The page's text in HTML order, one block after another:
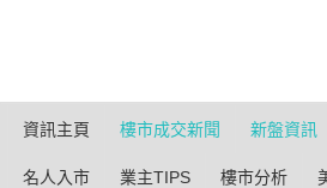
資訊主頁 樓市成交新聞 新盤資訊
名人入市 業主TIPS 樓市分析